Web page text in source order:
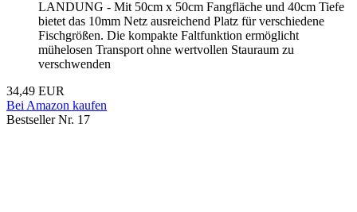
LANDUNG - Mit 50cm x 50cm Fangfläche und 40cm Tiefe
bietet das 10mm Netz ausreichend Platz für verschiedene
Fischgrößen. Die kompakte Faltfunktion ermöglicht
mühelosen Transport ohne wertvollen Stauraum zu
verschwenden
34,49 EUR
Bei Amazon kaufen
Bestseller Nr. 17